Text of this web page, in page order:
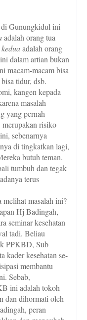
di Gunungkidul ini
adalah orang tua
keduaadalah orang
dalam artian bukan
macam-macam bisa
tidur, dsb.
kangen kepada
masalah
yang pernah
merupakan risiko
sebenarnya
di tingkatkan lagi,
butuh teman.
tumbuh dan tegak
terus
melihat masalah ini?
Hj Badingah,
seminar kesehatan
tadi. Beliau
PPKBD, Sub
kader kesehatan se-
membantu
Sebab,
ini adalah tokoh
dan dihormati oleh
peran